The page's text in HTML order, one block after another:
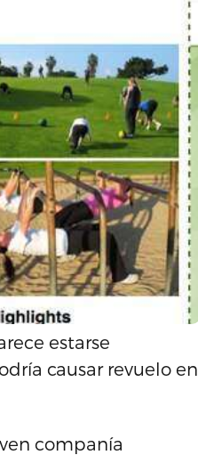
estarse
causar revuelo en
companía